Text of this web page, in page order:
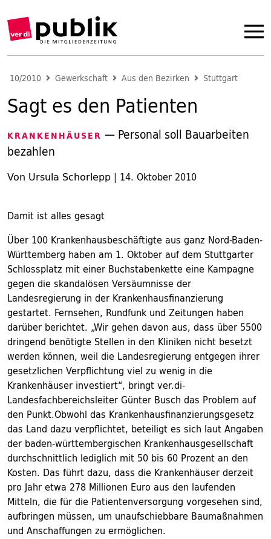
10/2010 Gewerkschaft Aus den Bezirken Stuttgart
Sagt es den Patienten
KRANKENHÄUSER — Personal soll Bauarbeiten
bezahlen
Von Ursula Schorlepp | 14. Oktober 2010
Damit ist alles gesagt
Über 100 Krankenhausbeschäftigte aus ganz Nord-Baden-
Württemberg haben am 1. Oktober auf dem Stuttgarter
Schlossplatz mit einer Buchstabenkette eine Kampagne
gegen die skandalösen Versäumnisse der
Landesregierung in der Krankenhausfinanzierung
gestartet. Fernsehen, Rundfunk und Zeitungen haben
darüber berichtet. „Wir gehen davon aus, dass über 5500
dringend benötigte Stellen in den Kliniken nicht besetzt
werden können, weil die Landesregierung entgegen ihrer
gesetzlichen Verpflichtung viel zu wenig in die
Krankenhäuser investiert“, bringt ver.di-
Landesfachbereichsleiter Günter Busch das Problem auf
den Punkt.Obwohl das Krankenhausfinanzierungsgesetz
das Land dazu verpflichtet, beteiligt es sich laut Angaben
der baden-württembergischen Krankenhausgesellschaft
durchschnittlich lediglich mit 50 bis 60 Prozent an den
Kosten. Das führt dazu, dass die Krankenhäuser derzeit
pro Jahr etwa 278 Millionen Euro aus den laufenden
Mitteln, die für die Patientenversorgung vorgesehen sind,
aufbringen müssen, um unaufschiebbare Baumaßnahmen
und Anschaffungen zu ermöglichen.